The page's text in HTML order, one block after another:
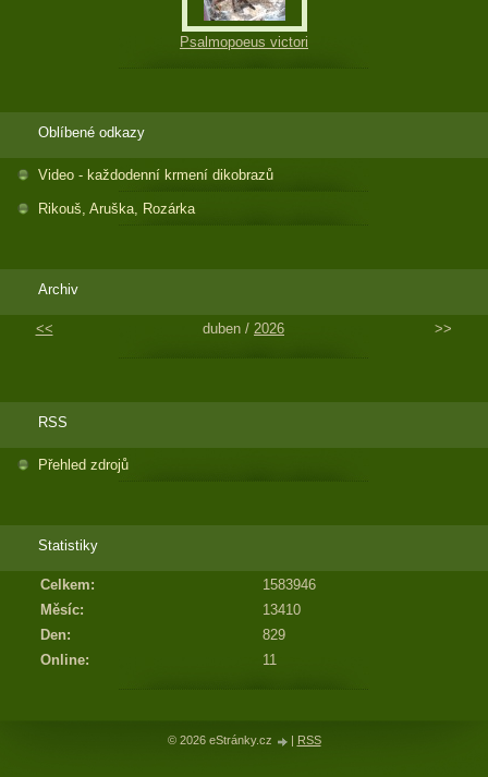
Psalmopoeus victori
Oblíbené odkazy
Video - každodenní krmení dikobrazů
Rikouš, Aruška, Rozárka
Archiv
<< duben / 2026 >>
RSS
Přehled zdrojů
Statistiky
Online: 11
Celkem:
1583946
Měsíc:
13410
Den:
829
© 2026 eStránky.cz RSS